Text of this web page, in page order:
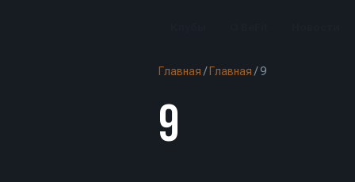
Главная / Главная /9
9